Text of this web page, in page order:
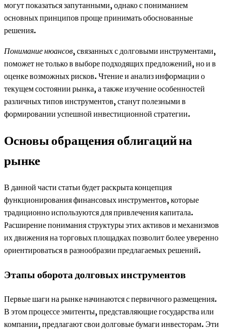
могут показаться запутанными, однако с пониманием
основных принципов проще принимать обоснованные
решения.
Понимание нюансов, связанных с долговыми инструментами,
поможет не только в выборе подходящих предложений, но и в
оценке возможных рисков. Чтение и анализ информации о
текущем состоянии рынка, а также изучение особенностей
различных типов инструментов, станут полезными в
формировании успешной инвестиционной стратегии.
Основы обращения облигаций на
рынке
В данной части статьи будет раскрыта концепция
функционирования финансовых инструментов, которые
традиционно используются для привлечения капитала.
Расширение понимания структуры этих активов и механизмов
их движения на торговых площадках позволит более уверенно
ориентироваться в разнообразии предлагаемых решений.
Этапы оборота долговых инструментов
Первые шаги на рынке начинаются с первичного размещения.
В этом процессе эмитенты, представляющие государства или
компании, предлагают свои долговые бумаги инвесторам. Эти